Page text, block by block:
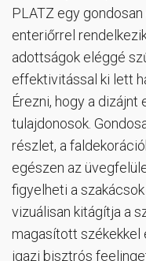
PLATZ egy
enteriőrrel
adottságok eléggé
effektivitással ki lett
Érezni, hogy a dizájnt
tulajdonosok.
részlet, a
egészen az
figyelheti a
vizuálisan kitágítja a
magasított székekkel
igazi bisztrós